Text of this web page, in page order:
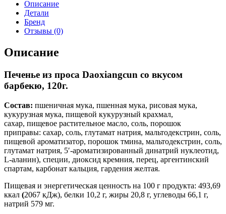
Описание
Детали
Бренд
Отзывы (0)
Описание
Печенье из проса Daoxiangcun со вкусом
барбекю, 120г.
Состав: пшеничная мука, пшенная мука, рисовая мука,
кукурузная мука, пищевой кукурузный крахмал,
сахар, пищевое растительное масло, соль, порошок
приправы: сахар, соль, глутамат натрия, мальтодекстрин, соль,
пищевой ароматизатор, порошок тмина, мальтодекстрин, соль,
глутамат натрия, 5′-ароматизированный динатрий нуклеотид,
L-аланин), специи, диоксид кремния, перец, аргентинский
спартам, карбонат кальция, гардения желтая.
Пищевая и энергетическая ценность на 100 г продукта: 493,69
ккал (2067 кДж), белки 10,2 г, жиры 20,8 г, углеводы 66,1 г,
натрий 579 мг.